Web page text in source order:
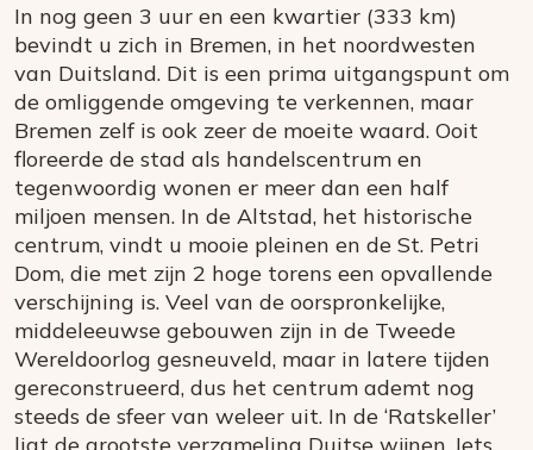
In nog geen 3 uur en een kwartier (333 km)
bevindt u zich in Bremen, in het noordwesten
van Duitsland. Dit is een prima uitgangspunt om
de omliggende omgeving te verkennen, maar
Bremen zelf is ook zeer de moeite waard. Ooit
floreerde de stad als handelscentrum en
tegenwoordig wonen er meer dan een half
miljoen mensen. In de Altstad, het historische
centrum, vindt u mooie pleinen en de St. Petri
Dom, die met zijn 2 hoge torens een opvallende
verschijning is. Veel van de oorspronkelijke,
middeleeuwse gebouwen zijn in de Tweede
Wereldoorlog gesneuveld, maar in latere tijden
gereconstrueerd, dus het centrum ademt nog
steeds de sfeer van weleer uit. In de ‘Ratskeller’
ligt de grootste verzameling Duitse wijnen. Iets